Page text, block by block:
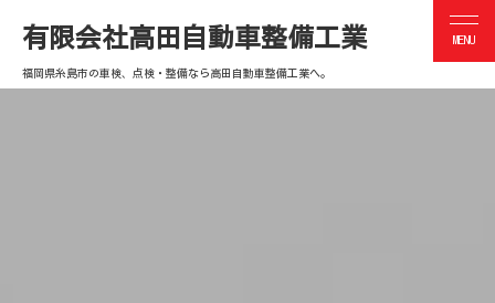
有限会社高田自動車整備工業
福岡県糸島市の車検、点検・整備なら高田自動車整備工業へ。